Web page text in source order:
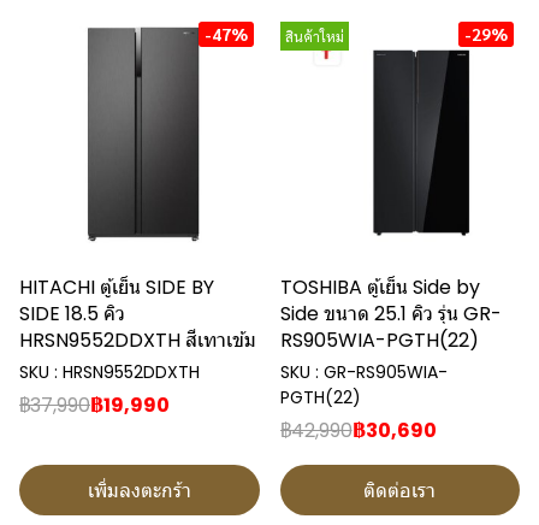
-47%
HITACHI ตู้เย็น SIDE BY
SIDE 18.5 คิว
HRSN9552DDXTH สีเทาเข้ม
SKU : HRSN9552DDXTH
฿37,990฿19,990
เพิ่มลงตะกร้า
สินค้าใหม่ -29%
TOSHIBA ตู้เย็น Side by
Side ขนาด 25.1 คิว รุ่น GR-
RS905WIA-PGTH(22)
SKU : GR-RS905WIA-
PGTH(22)
฿42,990฿30,690
ติดต่อเรา